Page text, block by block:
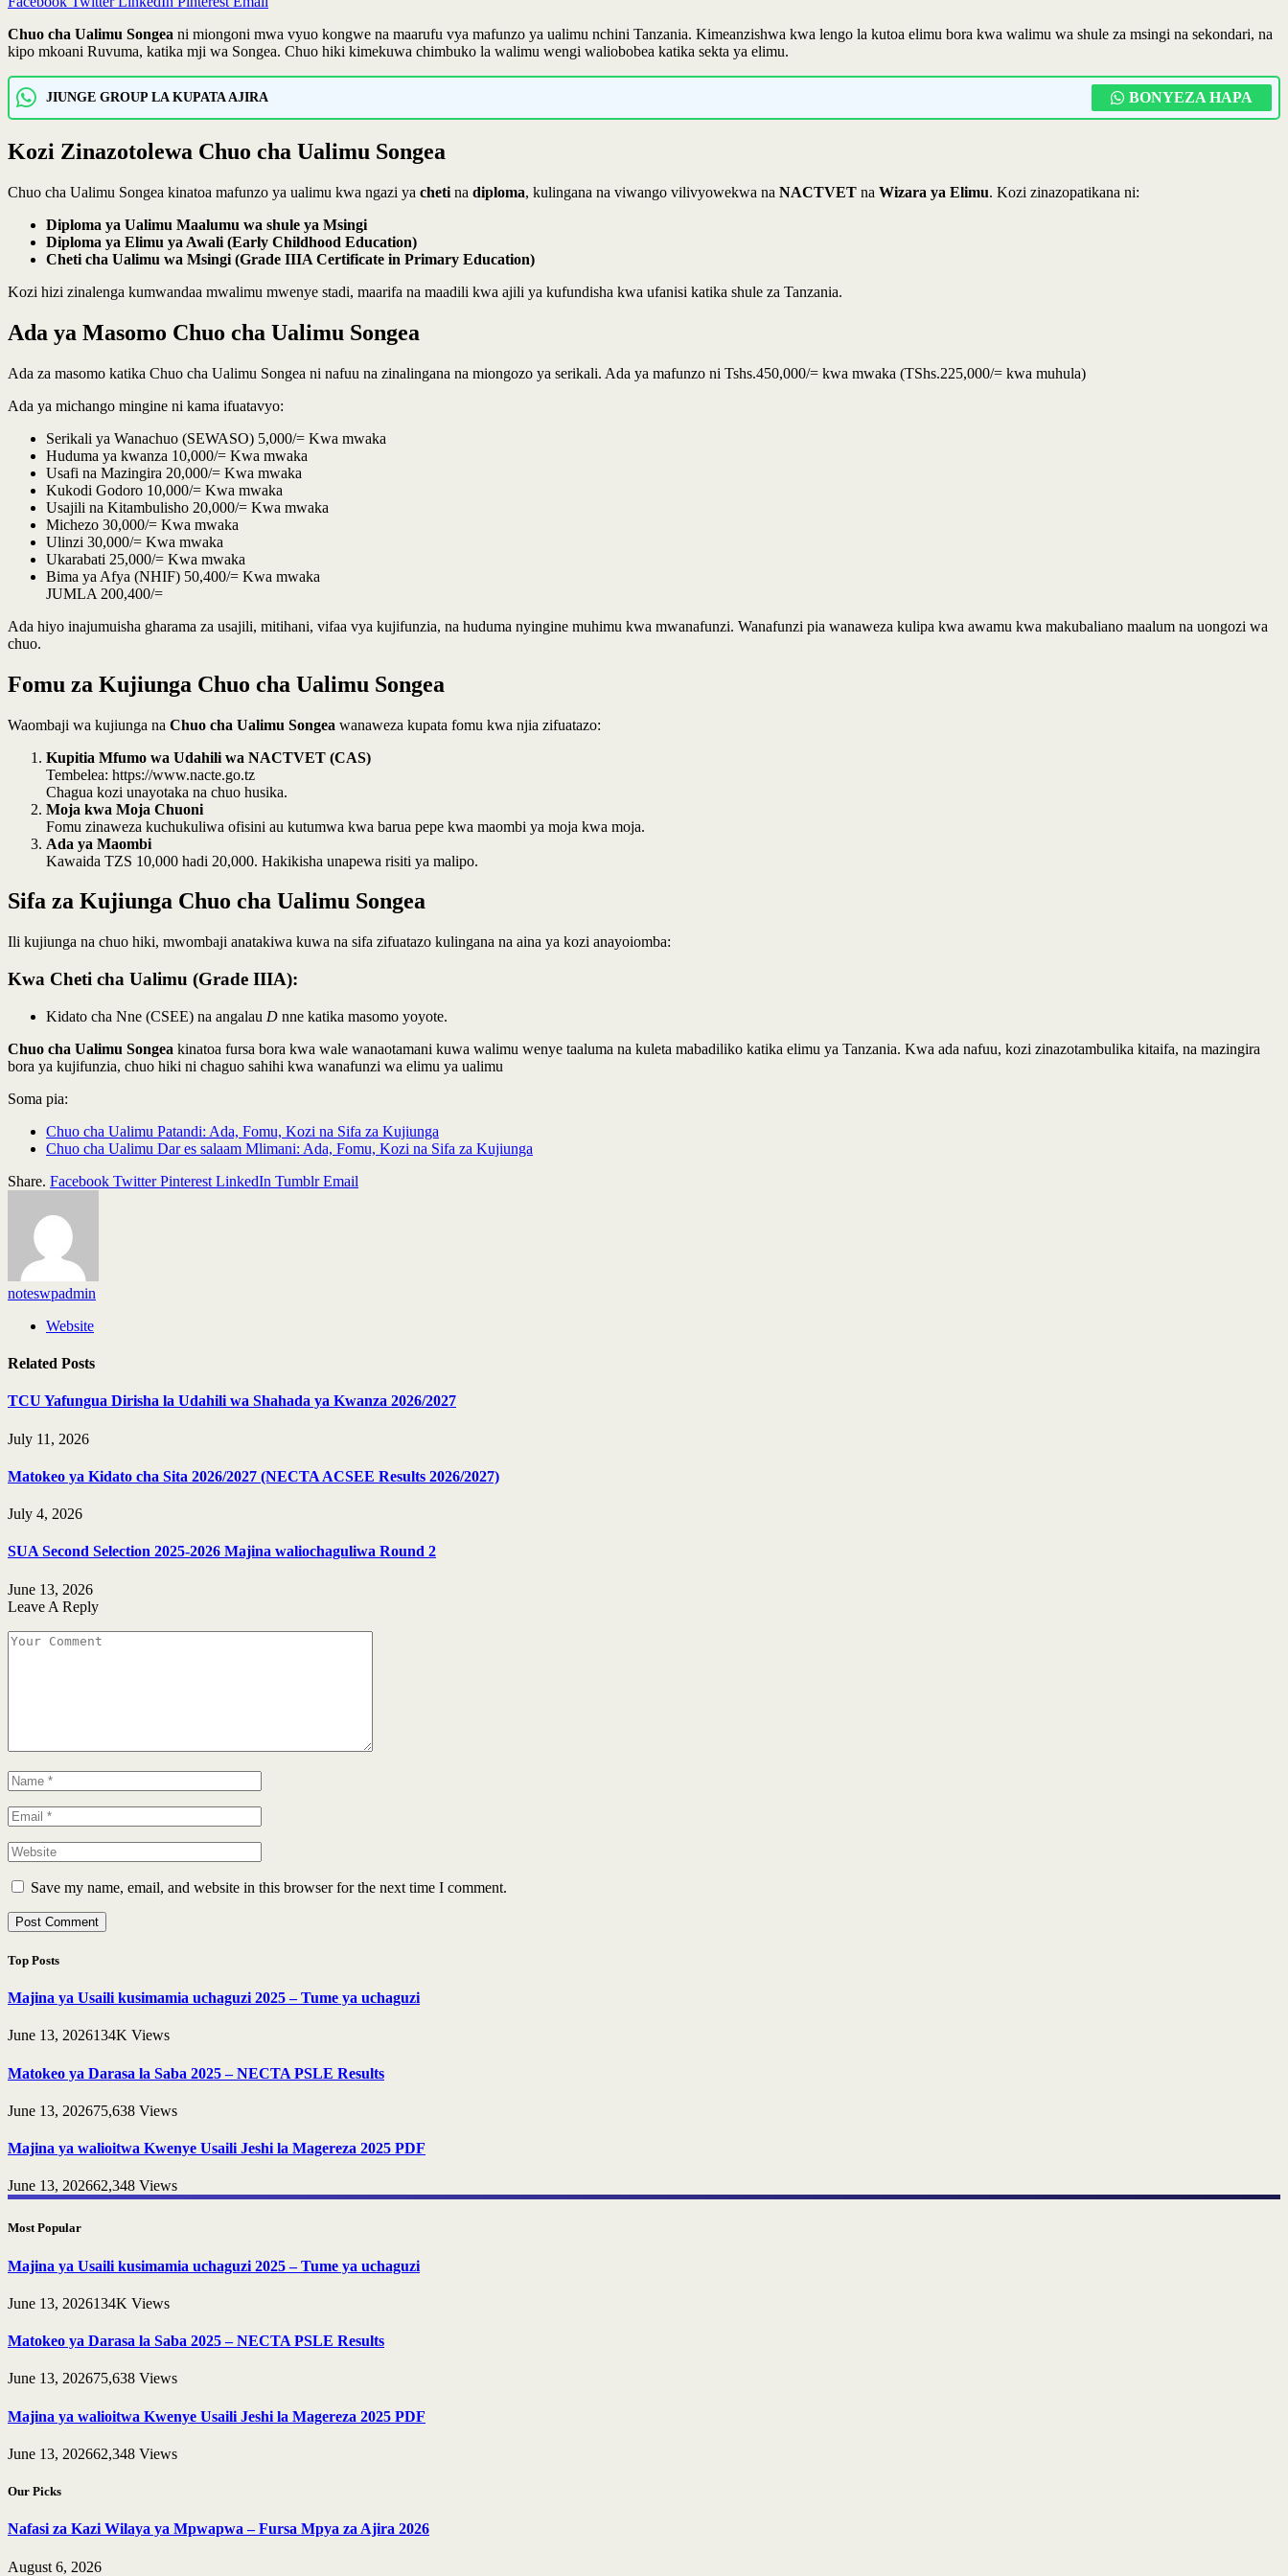
Chuo cha Ualimu Songea ni miongoni mwa vyuo kongwe na maarufu vya mafunzo ya ualimu nchini Tanzania. Kimeanzishwa kwa lengo la kutoa elimu bora kwa walimu wa shule za msingi na sekondari, na
kipo mkoani Ruvuma, katika mji wa Songea. Chuo hiki kimekuwa chimbuko la walimu wengi waliobobea katika sekta ya elimu.
JIUNGE GROUP LA KUPATA AJIRA BONYEZA HAPA
Kozi Zinazotolewa Chuo cha Ualimu Songea
Chuo cha Ualimu Songea kinatoa mafunzo ya ualimu kwa ngazi ya cheti na diploma, kulingana na viwango vilivyowekwa na NACTVET na Wizara ya Elimu. Kozi zinazopatikana ni:
Diploma ya Ualimu Maalumu wa shule ya Msingi
Diploma ya Elimu ya Awali (Early Childhood Education)
Cheti cha Ualimu wa Msingi (Grade IIIA Certificate in Primary Education)
Kozi hizi zinalenga kumwandaa mwalimu mwenye stadi, maarifa na maadili kwa ajili ya kufundisha kwa ufanisi katika shule za Tanzania.
Ada ya Masomo Chuo cha Ualimu Songea
Ada za masomo katika Chuo cha Ualimu Songea ni nafuu na zinalingana na miongozo ya serikali. Ada ya mafunzo ni Tshs.450,000/= kwa mwaka (TShs.225,000/= kwa muhula)
Ada ya michango mingine ni kama ifuatavyo:
Serikali ya Wanachuo (SEWASO) 5,000/= Kwa mwaka
Huduma ya kwanza 10,000/= Kwa mwaka
Usafi na Mazingira 20,000/= Kwa mwaka
Kukodi Godoro 10,000/= Kwa mwaka
Usajili na Kitambulisho 20,000/= Kwa mwaka
Michezo 30,000/= Kwa mwaka
Ulinzi 30,000/= Kwa mwaka
Ukarabati 25,000/= Kwa mwaka
Bima ya Afya (NHIF) 50,400/= Kwa mwaka
JUMLA 200,400/=
Ada hiyo inajumuisha gharama za usajili, mitihani, vifaa vya kujifunzia, na huduma nyingine muhimu kwa mwanafunzi. Wanafunzi pia wanaweza kulipa kwa awamu kwa makubaliano maalum na uongozi wa
chuo.
Fomu za Kujiunga Chuo cha Ualimu Songea
Waombaji wa kujiunga na Chuo cha Ualimu Songea wanaweza kupata fomu kwa njia zifuatazo:
Kupitia Mfumo wa Udahili wa NACTVET (CAS)
Tembelea: https://www.nacte.go.tz
Chagua kozi unayotaka na chuo husika.
Moja kwa Moja Chuoni
Fomu zinaweza kuchukuliwa ofisini au kutumwa kwa barua pepe kwa maombi ya moja kwa moja.
Ada ya Maombi
Kawaida TZS 10,000 hadi 20,000. Hakikisha unapewa risiti ya malipo.
Sifa za Kujiunga Chuo cha Ualimu Songea
Ili kujiunga na chuo hiki, mwombaji anatakiwa kuwa na sifa zifuatazo kulingana na aina ya kozi anayoiomba:
Kwa Cheti cha Ualimu (Grade IIIA):
Kidato cha Nne (CSEE) na angalau D nne katika masomo yoyote.
Chuo cha Ualimu Songea kinatoa fursa bora kwa wale wanaotamani kuwa walimu wenye taaluma na kuleta mabadiliko katika elimu ya Tanzania. Kwa ada nafuu, kozi zinazotambulika kitaifa, na mazingira
bora ya kujifunzia, chuo hiki ni chaguo sahihi kwa wanafunzi wa elimu ya ualimu
Soma pia:
Chuo cha Ualimu Patandi: Ada, Fomu, Kozi na Sifa za Kujiunga
Chuo cha Ualimu Dar es salaam Mlimani: Ada, Fomu, Kozi na Sifa za Kujiunga
Share. Facebook Twitter Pinterest LinkedIn Tumblr Email
noteswpadmin
Website
Related Posts
TCU Yafungua Dirisha la Udahili wa Shahada ya Kwanza 2026/2027
July 11, 2026
Matokeo ya Kidato cha Sita 2026/2027 (NECTA ACSEE Results 2026/2027)
July 4, 2026
SUA Second Selection 2025-2026 Majina waliochaguliwa Round 2
June 13, 2026
Leave A Reply
Save my name, email, and website in this browser for the next time I comment.
Top Posts
Majina ya Usaili kusimamia uchaguzi 2025 – Tume ya uchaguzi
June 13, 2026134K Views
Matokeo ya Darasa la Saba 2025 – NECTA PSLE Results
June 13, 202675,638 Views
Majina ya walioitwa Kwenye Usaili Jeshi la Magereza 2025 PDF
June 13, 202662,348 Views
Most Popular
Majina ya Usaili kusimamia uchaguzi 2025 – Tume ya uchaguzi
June 13, 2026134K Views
Matokeo ya Darasa la Saba 2025 – NECTA PSLE Results
June 13, 202675,638 Views
Majina ya walioitwa Kwenye Usaili Jeshi la Magereza 2025 PDF
June 13, 202662,348 Views
Our Picks
Nafasi za Kazi Wilaya ya Mpwapwa – Fursa Mpya za Ajira 2026
August 6, 2026